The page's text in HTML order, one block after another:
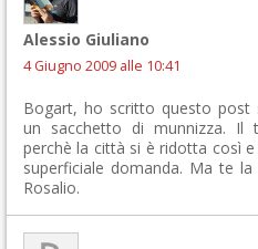
Alessio Giuliano
4 Giugno 2009 alle 10:41
Bogart, ho scritto questo post
un sacchetto di munnizza.
perchè la città si è ridotta così
superficiale domanda. Ma te
Rosalio.